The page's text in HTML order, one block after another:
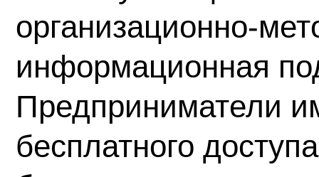
организационно-
информационная
Предприниматели
бесплатного